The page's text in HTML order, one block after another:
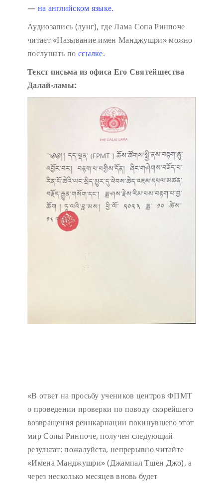
— на английском языке.
Аудиозапись (лунг), где Лама Сопа Ринпоче
читает «Называние имен Манджушри» можно
послушать по ссылке.
Текст письма из офиса Его Святейшества
Далай-ламы:
«В ответ на просьбу учеников центров ФПМТ
о проведении проверки по поводу скорейшего
возвращения реинкарнации покинувшего этот
мир Сопы Ринпоче, получен следующий
результат: пожалуйста, непрерывно читайте
«Имена Манджушри» (Джампал Тшен Джо), а
через несколько месяцев вновь будет